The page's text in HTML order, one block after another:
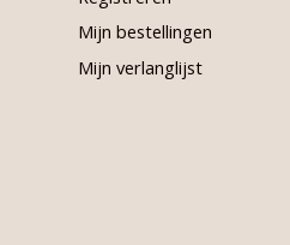
Mijn bestellingen
Mijn verlanglijst